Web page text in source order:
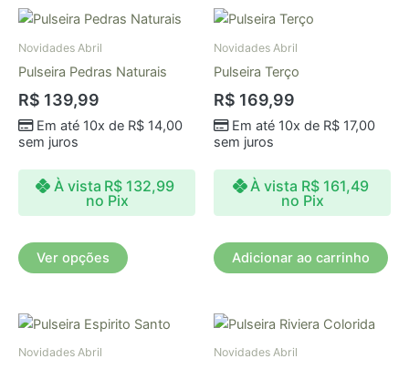
Novidades Abril
Pulseira Pedras Naturais
R$ 139,99
Em até 10x de R$14,00
sem juros
À vista R$ 132,99
no Pix
Ver opções
Este
As
podem
ser
escolhidas
página
Novidades Abril
Pulseira Terço
R$ 169,99
Em até 10x de R$17,00
sem juros
À vista R$161,49
no Pix
Adicionar ao carrinho
Novidades Abril Novidades Abril